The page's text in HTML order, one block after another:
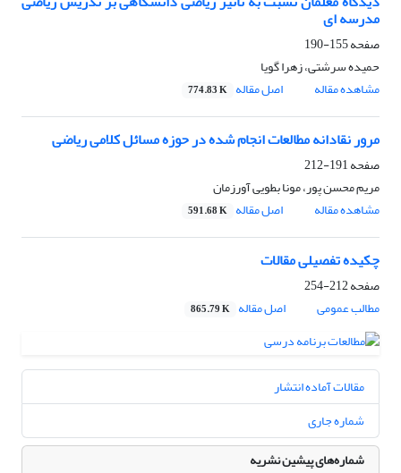
مدرسه ای
صفحه155-190
حمیده سرشتی، زهرا گویا
مشاهده مقاله
اصل مقاله 774.83 K
مرور نقادانه مطالعات انجام شده در حوزه مسائل کلامی ریاضی
صفحه191-212
مریم محسن پور، مونا بطویی آورزمان
مشاهده مقاله
اصل مقاله 591.68 K
چکیده تفصیلی مقالات
صفحه212-254
مطالب عمومی
اصل مقاله 865.79 K
مقالات آماده انتشار
شماره جاری
شماره‌های پیشین نشریه